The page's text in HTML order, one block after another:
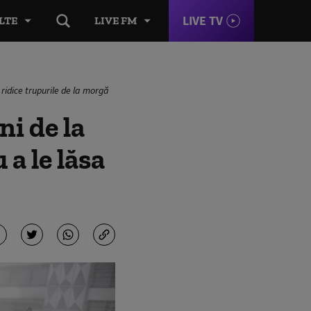
LIVE FM LIVE TV
trupurile de la morgă
de la
le lăsa